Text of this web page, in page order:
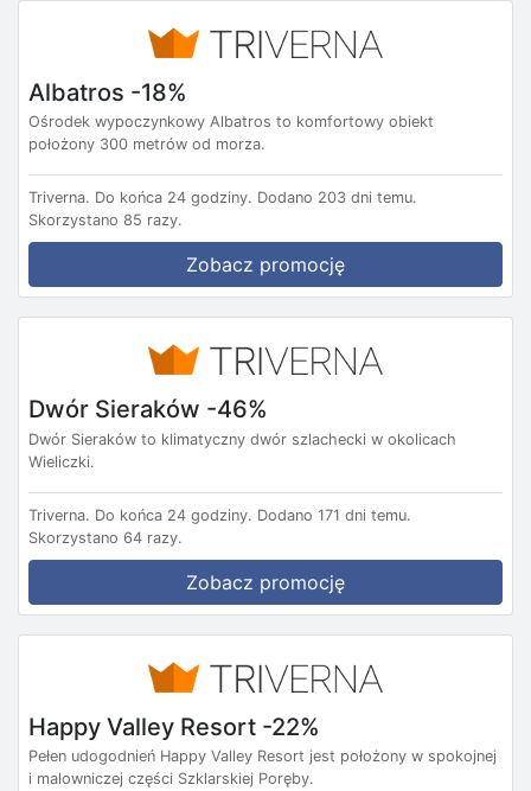
Albatros -18%
Ośrodek wypoczynkowy Albatros to komfortowy obiekt
położony 300 metrów od morza.
Triverna. Do końca 24 godziny. Dodano 203 dni temu.
Skorzystano 85 razy.
Zobacz promocję
Dwór Sieraków -46%
Dwór Sieraków to klimatyczny dwór szlachecki w okolicach
Wieliczki.
Triverna. Do końca 24 godziny. Dodano 171 dni temu.
Skorzystano 64 razy.
Zobacz promocję
Happy Valley Resort -22%
Pełen udogodnień Happy Valley Resort jest położony w spokojnej
i malowniczej części Szklarskiej Poręby.